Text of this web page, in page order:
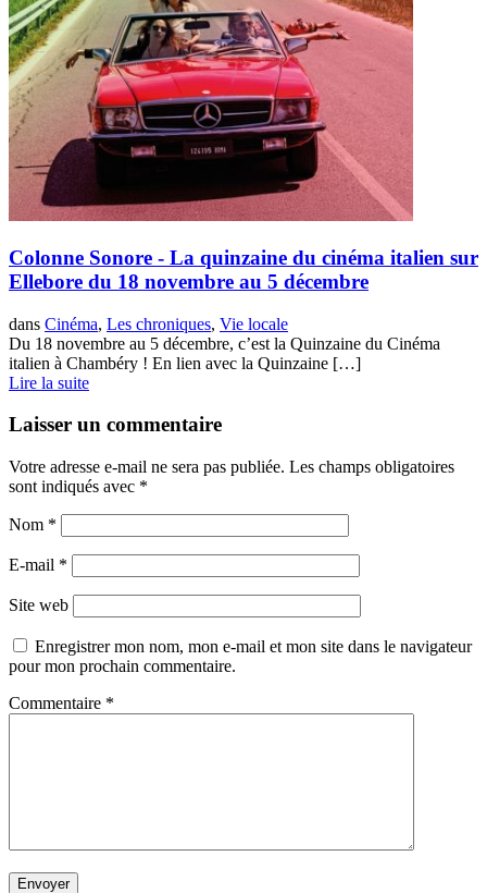
Colonne Sonore - La quinzaine du cinéma italien sur
Ellebore du 18 novembre au 5 décembre
dans Cinéma, Les chroniques, Vie locale
Du 18 novembre au 5 décembre, c’est la Quinzaine du Cinéma
italien à Chambéry ! En lien avec la Quinzaine […]
Lire la suite
Laisser un commentaire
Votre adresse e-mail ne sera pas publiée. Les champs obligatoires
sont indiqués avec *
Nom *
E-mail *
Site web
Enregistrer mon nom, mon e-mail et mon site dans le navigateur
pour mon prochain commentaire.
Commentaire *